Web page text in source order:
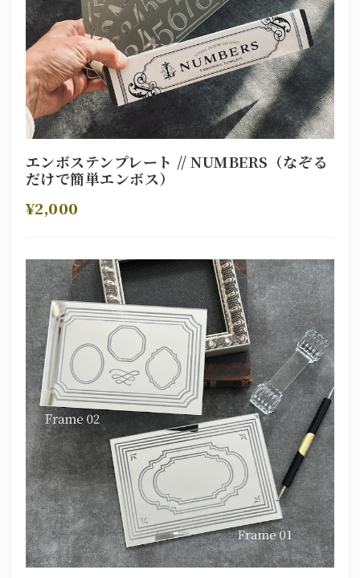
エンボステンプレート // NUMBERS（なぞる
だけで簡単エンボス）
¥2,000